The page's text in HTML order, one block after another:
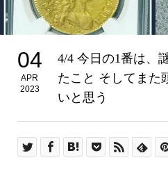
04
APR
2023
4/4 今日の1番は、
たこと そしてまた
いと思う